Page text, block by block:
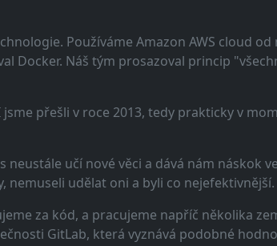
Používáme Amazon AWS cloud
Docker. Náš tým prosazoval princip
přešli v roce 2013, tedy prakticky v
učí nové věci a dává nám náskok
nemuseli udělat oni a byli co nejefektivnější.
za kód, a pracujeme napříč několika
GitLab, která vyznává podobné